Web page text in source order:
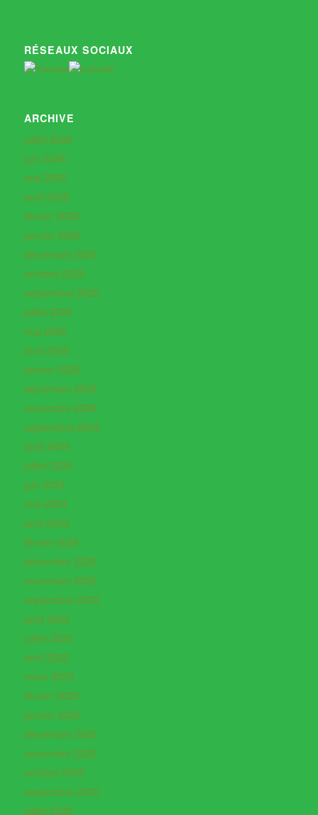
RÉSEAUX SOCIAUX
ARCHIVE
juillet 2026
juin 2026
mai 2026
avril 2026
février 2026
janvier 2026
décembre 2025
octobre 2025
septembre 2025
juillet 2025
mai 2025
avril 2025
janvier 2025
décembre 2024
novembre 2024
septembre 2024
août 2024
juillet 2024
juin 2024
mai 2024
avril 2024
février 2024
décembre 2023
novembre 2023
septembre 2023
août 2023
juillet 2023
avril 2023
mars 2023
février 2023
janvier 2023
décembre 2022
novembre 2022
octobre 2022
septembre 2022
juillet 2022